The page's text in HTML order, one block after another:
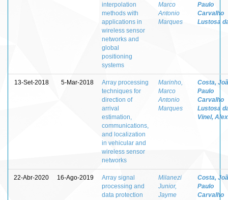
interpolation
methods with
applications in
wireless sensor
networks and
global
positioning
systems
Marco
Antonio
Marques
Paulo
Carvalho
Lustosa
13-Set-2018 5-Mar-2018
Array processing
techniques for
direction of
arrival
estimation,
communications,
and localization
in vehicular and
wireless sensor
networks
Marinho,
Marco
Antonio
Marques
Costa,
Paulo
Carvalho
Lustosa
Vinel,
22-Abr-2020 16-Ago-2019
Array signal
processing and
data protection
Milanezi
Junior,
Jayme
Costa,
Paulo
Carvalho